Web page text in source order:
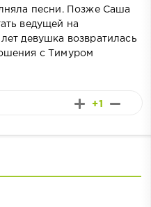
песни. Позже Саша
ведущей на
девушка возвратилась
с Тимуром
+1